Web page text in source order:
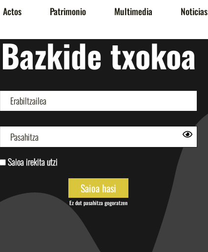
Actos Patrimonio Multimedia Noticias
Bazkide txokoa
Saioa irekita utzi
Ez dut pasahitza gogoratzen